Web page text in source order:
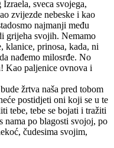
sveca svojega,
zvijezde nebeske i kao
najmanji među
grijeha svojih. Nemamo
klanice, prinosa, kada, ni
nađemo milosrđe. No
Kao paljenice ovnova i
žrtva naša pred tobom
postidjeti oni koji se u te
tebe, tebe se bojati i tražiti
nama po blagosti svojoj, po
čudesima svojim,